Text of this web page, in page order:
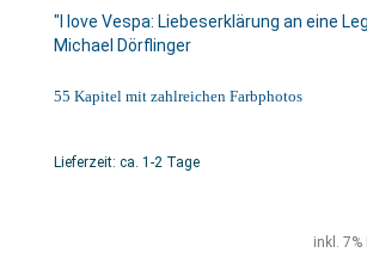
"I love Vespa: Liebeserklärung an eine
Michael Dörflinger
55 Kapitel mit zahlreichen Farbphotos
Lieferzeit: ca. 1-2 Tage
inkl.